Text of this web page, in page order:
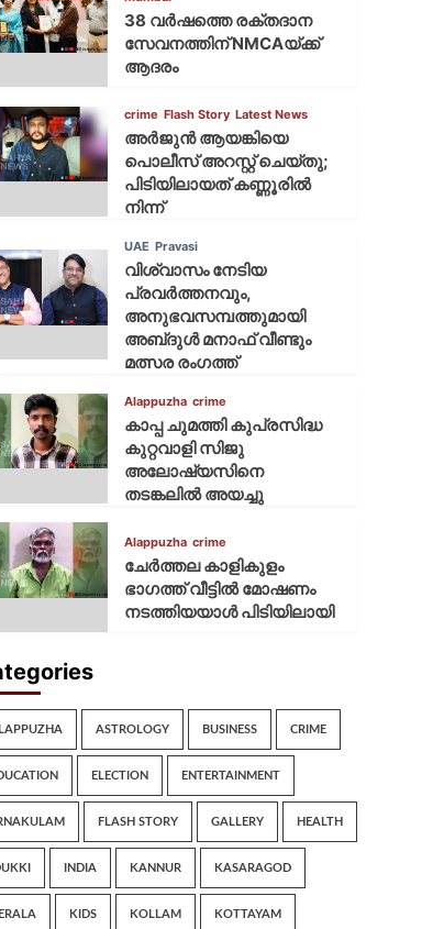
38 വർഷത്തെ രക്തദാന
സേവനത്തിന് NMCAയ്ക്ക്
ആദരം
crime Flash Story Latest News
അർജുൻ ആയങ്കിയെ
പൊലീസ് അറസ്റ്റ് ചെയ്‌തു;
പിടിയിലായത് കണ്ണൂരിൽ
നിന്ന്
UAE Pravasi
വിശ്വാസം നേടിയ
പ്രവർത്തനവും,
അനുഭവസമ്പത്തുമായി
അബ്‌ദുൾ മനാഫ് വീണ്ടും
മത്സര രംഗത്ത്
Alappuzha crime
കാപ്പ ചുമത്തി കുപ്രസിദ്ധ
കുറ്റവാളി സിജു
അലോഷ്യസിനെ
തടങ്കലിൽ അയച്ചു
Alappuzha crime
ചേർത്തല കാളികുളം
ഭാഗത്ത് വീട്ടിൽ മോഷണം
നടത്തിയയാൾ പിടിയിലായി
ASTROLOGY BUSINESS CRIME
ELECTION ENTERTAINMENT
FLASH STORY GALLERY HEALTH
INDIA KANNUR KASARAGOD
KIDS KOLLAM KOTTAYAM